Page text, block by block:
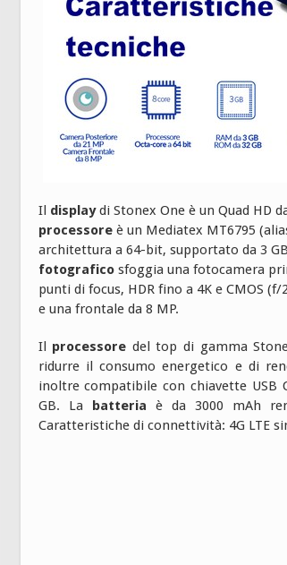
Il displaydi Stonex One è un Quad HD
processoreè un Mediatex MT6795
architettura a 64-bit, supportato da 3
fotograficosfoggia una fotocamera
punti di focus, HDR fino a 4K e CMOS
e una frontale da 8 MP.
Il processore del top di gamma
ridurre il consumo energetico e di
inoltre compatibile con chiavette USB
GB. La batteria è da 3000 mAh
Caratteristiche di connettività: 4G LTE